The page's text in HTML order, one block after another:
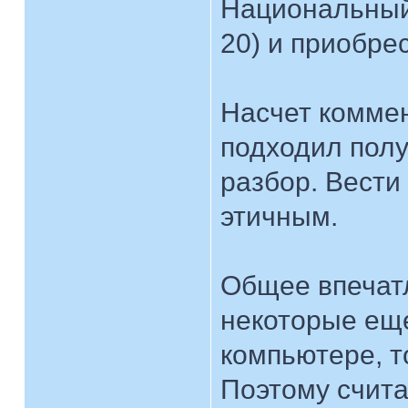
20) и
Насчет
подходил
разбор.
этичным.
Общее
некоторые
компьютере,
Поэтому